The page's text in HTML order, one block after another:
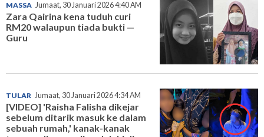
MASSA Jumaat, 30 Januari 2026 4:40 AM
Zara Qairina kena tuduh curi
RM20 walaupun tiada bukti —
Guru
TULAR Jumaat, 30 Januari 2026 4:34 AM
[VIDEO] 'Raisha Falisha dikejar
sebelum ditarik masuk ke dalam
sebuah rumah,' kanak-kanak